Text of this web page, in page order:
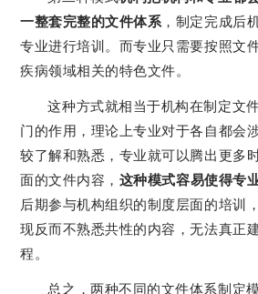
一整套完整的文件体系，制定完成后
专业进行培训。而专业只需要按照文
疾病领域相关的特色文件。
这种方式就相当于机构在制定文
门的作用，理论上专业对于各自都会
较了解和熟悉，专业就可以腾出更多
面的文件内容， 这种模式容易使得专
后期参与机构组织的制度层面的培训
现反而不熟悉共性的内容，无法真正
程。
总之，两种不同的文件体系制定